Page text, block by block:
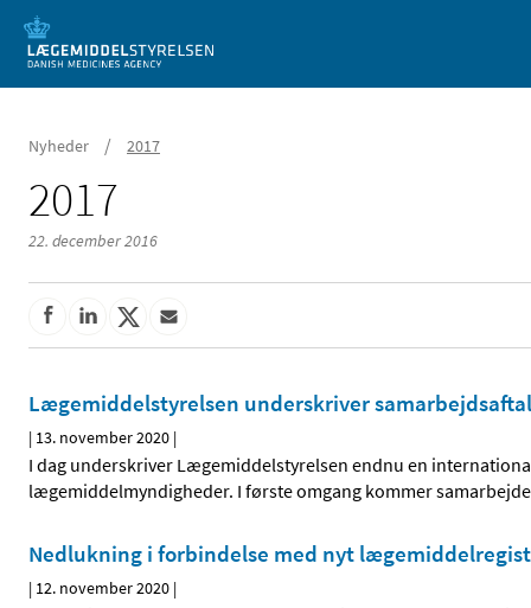
Mobil visning
Nyheder / 2017
2017
22. december 2016
Lægemiddelstyrelsen underskriver
| 13. november 2020 |
I dag underskriver Lægemiddelstyrelsen endnu en
lægemiddelmyndigheder. I første omgang kommer
Nedlukning i forbindelse med nyt
| 12. november 2020 |